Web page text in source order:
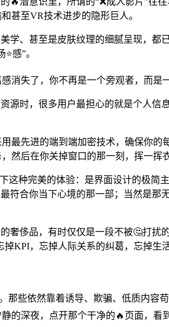
甚至VR技术进步的隐形巨人。
学、甚至是皮肤纹理的细腻呈现，
感”。
消失了，你不再是一个旁观者，而是
源时，很多用户最担心的就是个人
最先进的端到端加密技术，确保你
然后在你关掉窗口的那一刻，挥一挥
这种完美的体验：是界面设计的极简
符合你当下心境的那一部；当然是
侈品，有时仅仅是一段不被🤔打扰
KPI，忘掉人际关系的纠葛，忘掉生
些依然靠着诱导、欺骗、低质内容
深夜，点开那个干净的🔥页面，看